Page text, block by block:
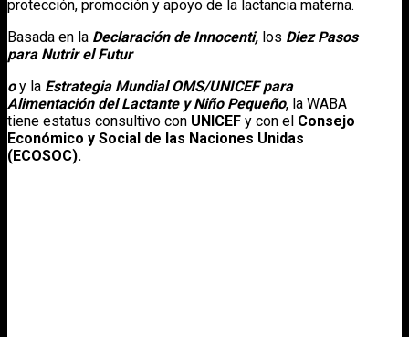
protección, promoción y apoyo de la lactancia materna.
Basada en la Declaración de Innocenti, los Diez Pasos
para Nutrir el Futur
oy la Estrategia Mundial OMS/UNICEF para
Alimentación del Lactante y Niño Pequeño, la WABA
tiene estatus consultivo con UNICEF y con el Consejo
Económico y Social de las Naciones Unidas
(ECOSOC).